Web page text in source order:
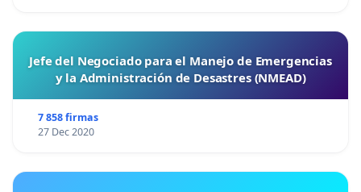
Jefe del Negociado para el Manejo de Emergencias
y la Administración de Desastres (NMEAD)
7 858 firmas
27 Dec 2020